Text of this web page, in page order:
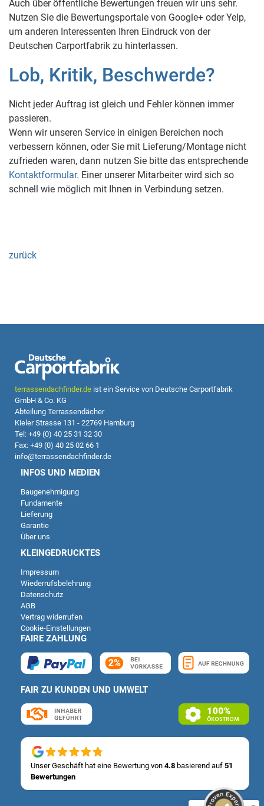
Auch über öffentliche Bewertungen freuen wir uns sehr.
Nutzen Sie die Bewertungsportale von Google+ oder Yelp,
um anderen Interessenten Ihren Eindruck von der
Deutschen Carportfabrik zu hinterlassen.
Lob, Kritik, Beschwerde?
Nicht jeder Auftrag ist gleich und Fehler können immer
passieren.
Wenn wir unseren Service in einigen Bereichen noch
verbessern können, oder Sie mit Lieferung/Montage nicht
zufrieden waren, dann nutzen Sie bitte das entsprechende
Kontaktformular. Einer unserer Mitarbeiter wird sich so
schnell wie möglich mit Ihnen in Verbindung setzen.
zurück
terrassendachfinder.de ist ein Service von Deutsche Carportfabrik
GmbH & Co. KG
Abteilung Terrassendächer
Kieler Strasse 131 - 22769 Hamburg
Tel: +49 (0) 40 25 31 32 30
Fax: +49 (0) 40 25 02 66 1
info@terrassendachfinder.de
INFOS UND MEDIEN
Baugenehmigung
Fundamente
Lieferung
Garantie
Über uns
KLEINGEDRUCKTES
Impressum
Wiederrufsbelehrung
Datenschutz
AGB
Vertrag widerrufen
Cookie-Einstellungen
FAIRE ZAHLUNG
FAIR ZU KUNDEN UND UMWELT
Unser Geschäft hat eine Bewertung von 4.8 basierend auf 51
Bewertungen
Kundenbewertungen und Erfahrungen zu
Deutsche Carportfabrik GmbH & Co. KG
100
%
ProvenExpert.com
SEHR GUT
4,83
/
5,00